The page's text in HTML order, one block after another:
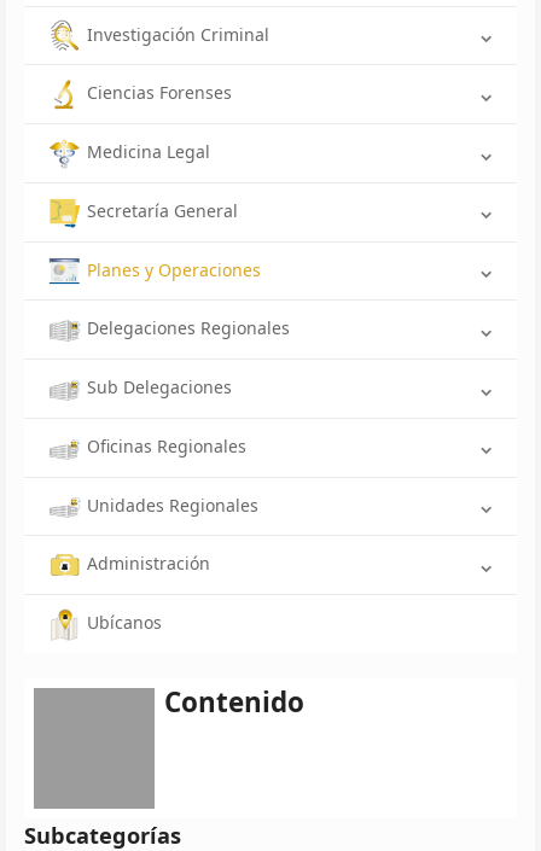
Investigación Criminal
Ciencias Forenses
Medicina Legal
Secretaría General
Planes y Operaciones
Delegaciones Regionales
Sub Delegaciones
Oficinas Regionales
Unidades Regionales
Administración
Ubícanos
Contenido
Subcategorías